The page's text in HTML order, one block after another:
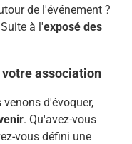
de l'événement ?
à l'exposé des
association
d'évoquer,
. Qu'avez-vous
vous défini une